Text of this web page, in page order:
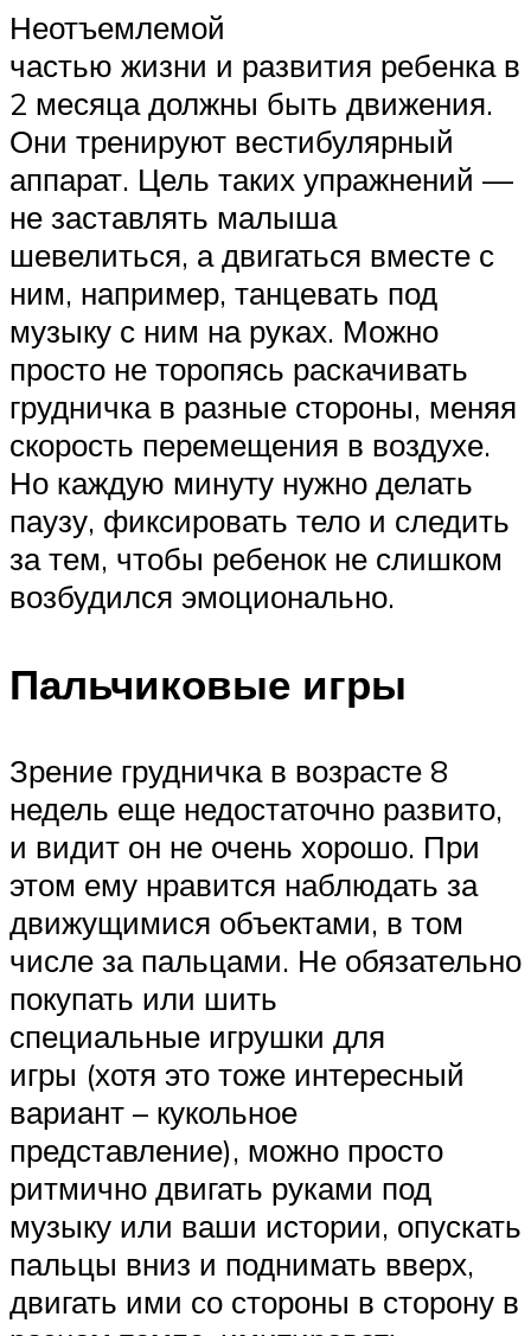
Неотъемлемой
частью жизни и развития ребенка в
2 месяца должны быть движения.
Они тренируют вестибулярный
аппарат. Цель таких упражнений —
не заставлять малыша
шевелиться, а двигаться вместе с
ним, например, танцевать под
музыку с ним на руках. Можно
просто не торопясь раскачивать
грудничка в разные стороны, меняя
скорость перемещения в воздухе.
Но каждую минуту нужно делать
паузу, фиксировать тело и следить
за тем, чтобы ребенок не слишком
возбудился эмоционально.
Пальчиковые игры
Зрение грудничка в возрасте 8
недель еще недостаточно развито,
и видит он не очень хорошо. При
этом ему нравится наблюдать за
движущимися объектами, в том
числе за пальцами. Не обязательно
покупать или шить
специальные игрушки для
игры (хотя это тоже интересный
вариант – кукольное
представление), можно просто
ритмично двигать руками под
музыку или ваши истории, опускать
пальцы вниз и поднимать вверх,
двигать ими со стороны в сторону в